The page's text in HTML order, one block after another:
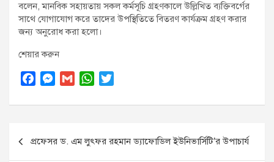
বলেন, মানবিক সহায়তায় সকল কর্মসূচি গ্রহণকালে উল্লিখিত ব্যক্তিবর্গের
সাথে যোগাযোগ করে তাদের উপস্থিতিতে বিতরণ কার্যক্রম গ্রহণ করার
জন্য অনুরোধ করা হলো।
শেয়ার করুন
a
e
e
s
m
i
h
t
w
t
navigation
প্রফেসর ড. এম লুৎফর রহমান ড্যাফোডিল ইউনিভার্সিটি’র উপাচার্য